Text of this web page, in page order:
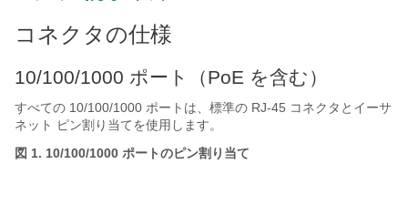
コネクタの仕様
10/100/1000 ポート（PoE を含む）
すべての 10/100/1000 ポートは、標準の RJ-45 コネクタとイーサ
ネット ピン割り当てを使用します。
図 1. 10/100/1000 ポートのピン割り当て